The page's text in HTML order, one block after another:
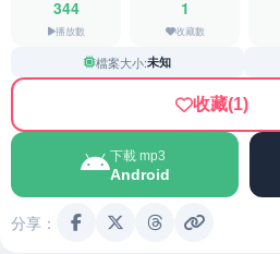
344
播放數
1
收藏數
檔案大小:未知
收藏(1)
下載 mp3
Android
分享：